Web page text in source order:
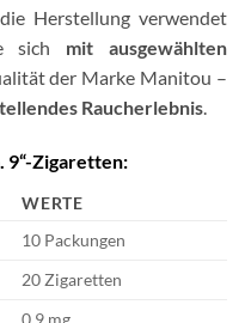
Herstellung verwendet
sich mit ausgewählten
der Marke Manitou –
Raucherlebnis
9“-Zigaretten:
WERTE
10 Packungen
20 Zigaretten